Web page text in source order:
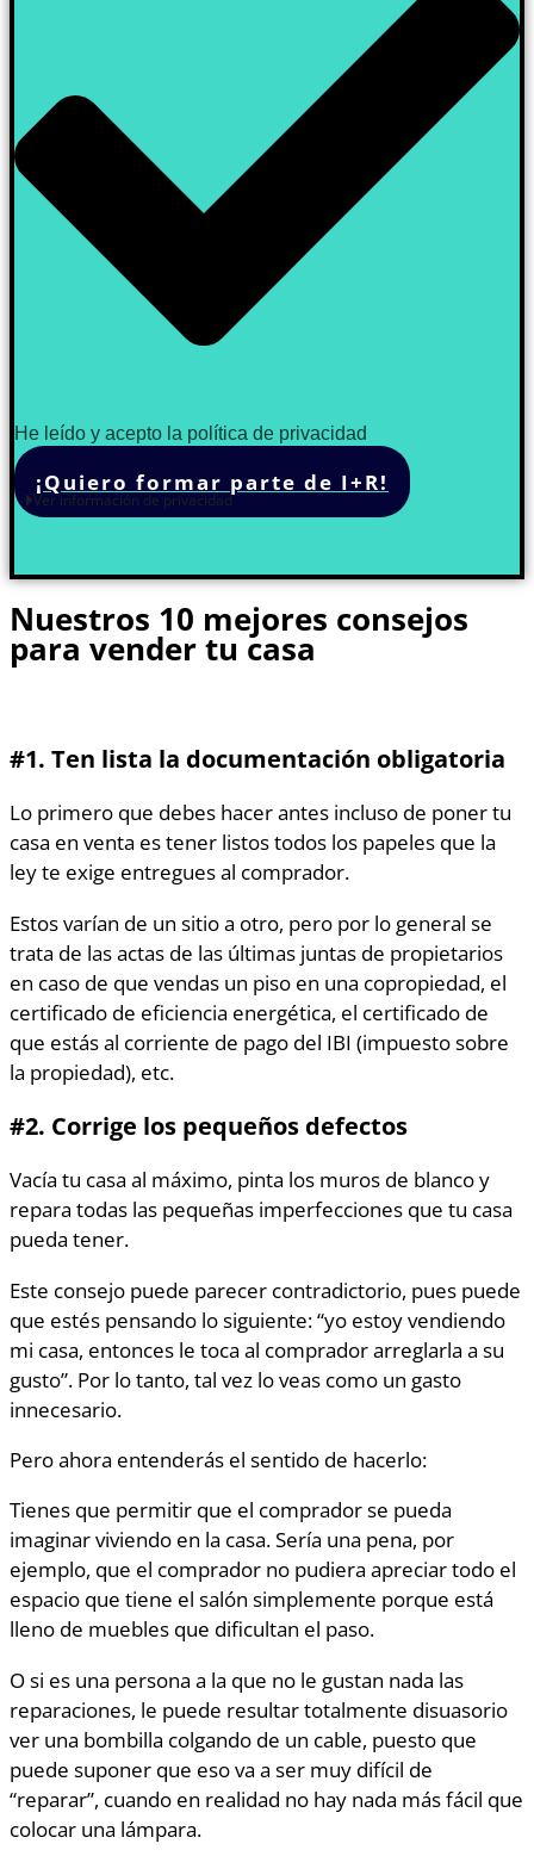
He leído y acepto la política de privacidad
¡Quiero formar parte de I+R!
Ver información de privacidad
Nuestros 10 mejores consejos
para vender tu casa
#1. Ten lista la documentación obligatoria
Lo primero que debes hacer antes incluso de poner tu
casa en venta es tener listos todos los papeles que la
ley te exige entregues al comprador.
Estos varían de un sitio a otro, pero por lo general se
trata de las actas de las últimas juntas de propietarios
en caso de que vendas un piso en una copropiedad, el
certificado de eficiencia energética, el certificado de
que estás al corriente de pago del IBI (impuesto sobre
la propiedad), etc.
#2. Corrige los pequeños defectos
Vacía tu casa al máximo, pinta los muros de blanco y
repara todas las pequeñas imperfecciones que tu casa
pueda tener.
Este consejo puede parecer contradictorio, pues puede
que estés pensando lo siguiente: “yo estoy vendiendo
mi casa, entonces le toca al comprador arreglarla a su
gusto”. Por lo tanto, tal vez lo veas como un gasto
innecesario.
Pero ahora entenderás el sentido de hacerlo:
Tienes que permitir que el comprador se pueda
imaginar viviendo en la casa. Sería una pena, por
ejemplo, que el comprador no pudiera apreciar todo el
espacio que tiene el salón simplemente porque está
lleno de muebles que dificultan el paso.
O si es una persona a la que no le gustan nada las
reparaciones, le puede resultar totalmente disuasorio
ver una bombilla colgando de un cable, puesto que
puede suponer que eso va a ser muy difícil de
“reparar”, cuando en realidad no hay nada más fácil que
colocar una lámpara.